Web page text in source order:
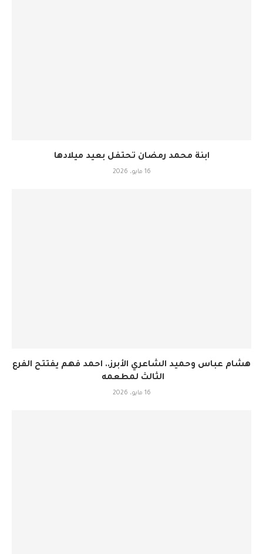
ابنة محمد رمضان تحتفل بعيد ميلادها
16 مايو، 2026
هشام عباس وحميد الشاعري الأبرز.. احمد فهم يفتتح الفرع
الثالث لمطعمه
16 مايو، 2026